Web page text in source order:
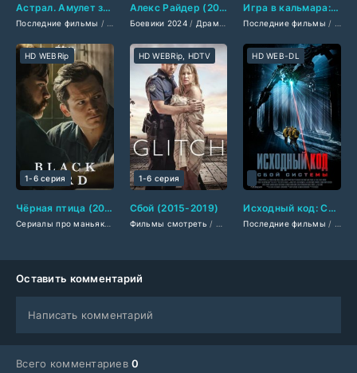
Астрал. Амулет зла (2026)
Последние фильмы / Фильмы 2026 /Фильмы ужасов 2026/Фильмы смотреть
Алекс Райдер (2024)
Боевики 2024 / Драмы 2024 /Комедии 2024/
Игра в кальмара: Перезагрузка (2025)
Последние фильмы /
Чёрная птица (2022)
Фильмы смотреть/ Американские сериалы
HD WEBRip
1-6 серия
Сбой (2015-2019)
Фильмы смотреть / Сериалы про зомби
HD WEBRip, HDTV
1-6 серия
Исходный код: Сбой системы (2026)
Последние фильмы /
HD WEB-DL
Оставить комментарий
Написать комментарий
Всего комментариев0